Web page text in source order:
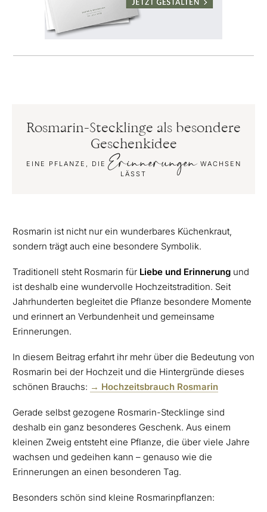
Rosmarin-Stecklinge als besondere
Geschenkidee
EINE PFLANZE, DIEErinnerungenWACHSEN
LÄSST
Rosmarin ist nicht nur ein wunderbares Küchenkraut,
sondern trägt auch eine besondere Symbolik.
Traditionell steht Rosmarin für Liebe und Erinnerung und
ist deshalb eine wundervolle Hochzeitstradition. Seit
Jahrhunderten begleitet die Pflanze besondere Momente
und erinnert an Verbundenheit und gemeinsame
Erinnerungen.
In diesem Beitrag erfahrt ihr mehr über die Bedeutung von
Rosmarin bei der Hochzeit und die Hintergründe dieses
schönen Brauchs: → Hochzeitsbrauch Rosmarin
Gerade selbst gezogene Rosmarin-Stecklinge sind
deshalb ein ganz besonderes Geschenk. Aus einem
kleinen Zweig entsteht eine Pflanze, die über viele Jahre
wachsen und gedeihen kann – genauso wie die
Erinnerungen an einen besonderen Tag.
Besonders schön sind kleine Rosmarinpflanzen: